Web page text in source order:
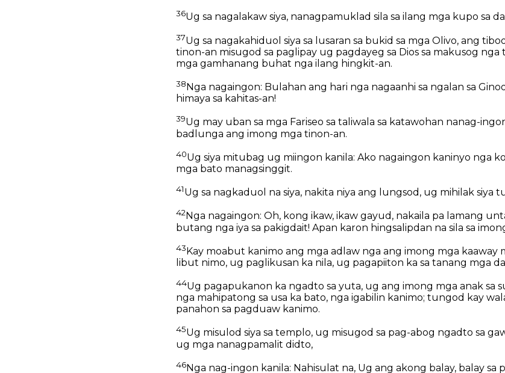
36Ug sa nagalakaw siya, nanagpamuklad sila sa ilang mga kupo sa
37Ug sa nagakahiduol siya sa lusaran sa bukid sa mga Olivo, ang
tinon-an misugod sa paglipay ug pagdayeg sa Dios sa makusog
mga gamhanang buhat nga ilang hingkit-an.
38 Nga nagaingon: Bulahan ang hari nga nagaanhi sa ngalan sa
himaya sa kahitas-an!
39Ug may uban sa mga Fariseo sa taliwala sa katawohan nanag-
badlunga ang imong mga tinon-an.
40Ug siya mitubag ug miingon kanila: Ako nagaingon kaninyo nga
mga bato managsinggit.
41Ug sa nagkaduol na siya, nakita niya ang lungsod, ug mihilak siya
42Nga nagaingon: Oh, kong ikaw, ikaw gayud, nakaila pa lamang
butang nga iya sa pakigdait! Apan karon hingsalipdan na sila sa
43Kay moabut kanimo ang mga adlaw nga ang imong mga kaaway
libut nimo, ug paglikusan ka nila, ug pagapiiton ka sa tanang mga
44Ug pagapukanon ka ngadto sa yuta, ug ang imong mga anak sa
nga mahipatong sa usa ka bato, nga igabilin kanimo; tungod kay
panahon sa pagduaw kanimo.
45Ug misulod siya sa templo, ug misugod sa pag-abog ngadto sa
ug mga nanagpamalit didto,
46Nga nag-ingon kanila: Nahisulat na, Ug ang akong balay, balay sa